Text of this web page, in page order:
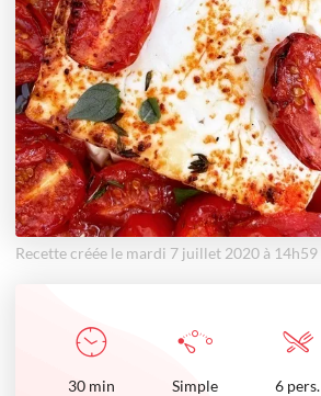
Recette créée le mardi 7 juillet 2020 à 14h59
30 min Simple 6 pers.